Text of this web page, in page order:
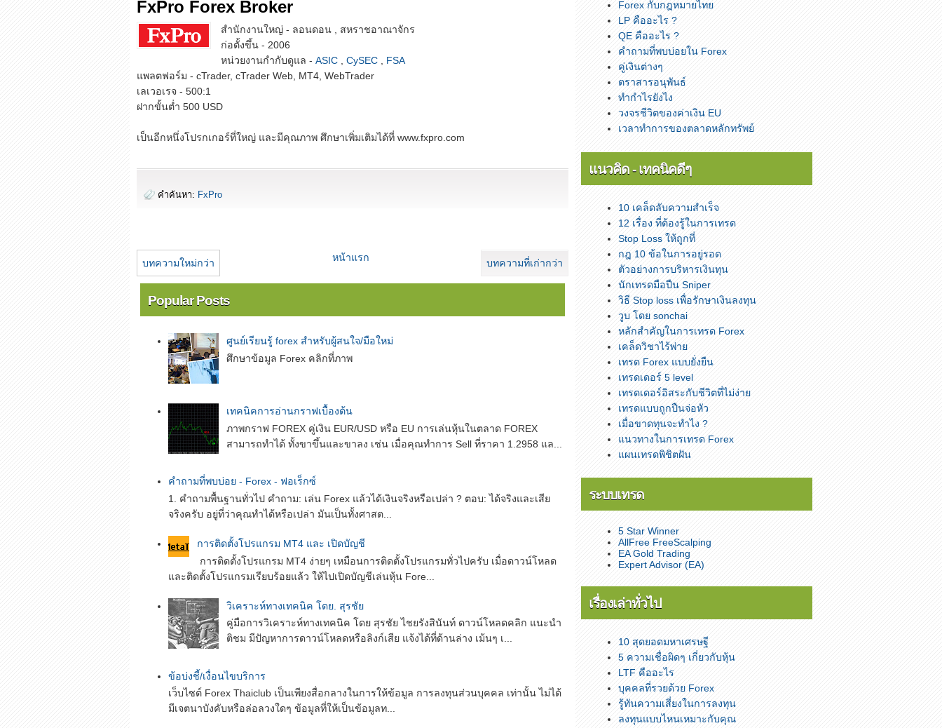
FxPro Forex Broker
สำนักงานใหญ่ - ลอนดอน , สหราชอาณาจักร
ก่อตั้งขึ้น - 2006
หน่วยงานกำกับดูแล -ASIC ,CySEC
FSA
แพลตฟอร์ม - cTrader, cTrader Web, MT4, WebTrader
เลเวอเรจ - 500:1
ฝากขั้นต่ำ 500 USD
เป็นอีกหนึ่งโปรกเกอร์ที่ใหญ่ และมีคุณภาพ ศึกษาเพิ่มเติมได้ที่ www.fxpro.com
คำค้นหา: FxPro
บทความใหม่กว่า บทความที่เก่ากว่า
หน้าแรก
Popular Posts
ศูนย์เรียนรู้ forex สำหรับผู้สนใจ/มือใหม่
ศึกษาข้อมูล Forex คลิกที่ภาพ
เทคนิคการอ่านกราฟเบื้องต้น
ภาพกราฟ FOREX คู่เงิน EUR/USD หรือ EU การเล่นหุ้นในตลาด FOREX
สามารถทำได้ ทั้งขาขึ้นและขาลง เช่น เมื่อคุณทำการ Sell ที่ราคา 1.2958 แล...
คำถามที่พบบ่อย - Forex - ฟอเร็กซ์
1. คำถามพื้นฐานทั่วไป คำถาม: เล่น Forex แล้วได้เงินจริงหรือเปล่า ? ตอบ: ได้จริงและเสีย
จริงครับ อยู่ที่ว่าคุณทำได้หรือเปล่า มันเป็นทั้งศาสต...
การติดตั้งโปรแกรม MT4 และ เปิดบัญชี
การติดตั้งโปรแกรม MT4 ง่ายๆ เหมือนการติดตั้งโปรแกรมทั่วไปครับ เมื่อดาวน์โหลด
และติดตั้งโปรแกรมเรียบร้อยแล้ว ให้ไปเปิดบัญชีเล่นหุ้น Fore...
­­วิเคราะห์ทางเทคนิค โดย. สุรชัย
คู่มือการวิเคราะห์ทางเทคนิค โดย สุรชัย ไชยรังสินันท์ ดาวน์โหลดคลิก แนะนำ
ติชม มีปัญหาการดาวน์โหลดหรือลิงก์เสีย แจ้งได้ที่ด้านล่าง เม้นๆ เ...
ข้อบ่งชี้/เงื่อนไขบริการ
เว็บไซต์ Forex Thaiclub เป็นเพียงสื่อกลางในการให้ข้อมูล การลงทุนส่วนบุคคล เท่านั้น ไม่ได้
มีเจตนาบังคับหรือล่อลวงใดๆ ข้อมูลที่ให้เป็นข้อมูลท...
Forex กับกฎหมายไทย
LP คืออะไร ?
QE คืออะไร ?
คำถามที่พบบ่อยใน Forex
คู่เงินต่างๆ
ตราสารอนุพันธ์
ทำกำไรยังไง
วงจรชีวิตของค่าเงิน EU
เวลาทำการของตลาดหลักทรัพย์
แนวคิด - เทคนิคดีๆ
10 เคล็ดลับความสำเร็จ
12 เรื่อง ที่ต้องรู้ในการเทรด
Stop Loss ให้ถูกที่
กฎ 10 ข้อในการอยู่รอด
ตัวอย่างการบริหารเงินทุน
นักเทรดมือปืน Sniper
วิธี Stop loss เพื่อรักษาเงินลงทุน
วูบ โดย sonchai
หลักสำคัญในการเทรด Forex
เคล็ดวิชาไร้พ่าย
เทรด Forex แบบยั่งยืน
เทรดเดอร์ 5 level
เทรดเดอร์อิสระกับชีวิตที่ไม่ง่าย
เทรดแบบถูกปืนจ่อหัว
เมื่อขาดทุนจะทำไง ?
แนวทางในการเทรด Forex
แผนเทรดพิชิตฝัน
ระบบเทรด
5 Star Winner
AllFree FreeScalping
EA Gold Trading
Expert Advisor (EA)
เรื่องเล่าทั่วไป
10 สุดยอดมหาเศรษฐี
5 ความเชื่อผิดๆ เกี่ยวกับหุ้น
LTF คืออะไร
บุคคลที่รวยด้วย Forex
รู้ทันความเสี่ยงในการลงทุน
ลงทุนแบบไหนเหมาะกับคุณ